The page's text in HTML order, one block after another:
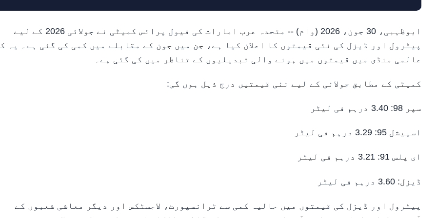
ابوظہبی، 30 جون، 2026 (وام) -- متحدہ عرب امارات کی فیول پرائس کمیٹی نے جولائی 2026 کے لیے
پیٹرول اور ڈیزل کی نئی قیمتوں کا اعلان کیا ہے، جن میں جون کے مقابلے میں کمی کی گئی ہے۔ یہ
عالمی منڈی میں قیمتوں میں ہونے والی تبدیلیوں کے تناظر میں کی گئی ہے۔
کمیٹی کے مطابق جولائی کے لیے نئی قیمتیں درج ذیل ہوں گی:
سپر 98: 3.40 درہم فی لیٹر
اسپیشل 95: 3.29 درہم فی لیٹر
ای پلس 91: 3.21 درہم فی لیٹر
ڈیزل: 3.60 درہم فی لیٹر
پیٹرول اور ڈیزل کی قیمتوں میں حالیہ کمی سے ٹرانسپورٹ، لاجسٹکس اور دیگر معاشی شعبوں کے